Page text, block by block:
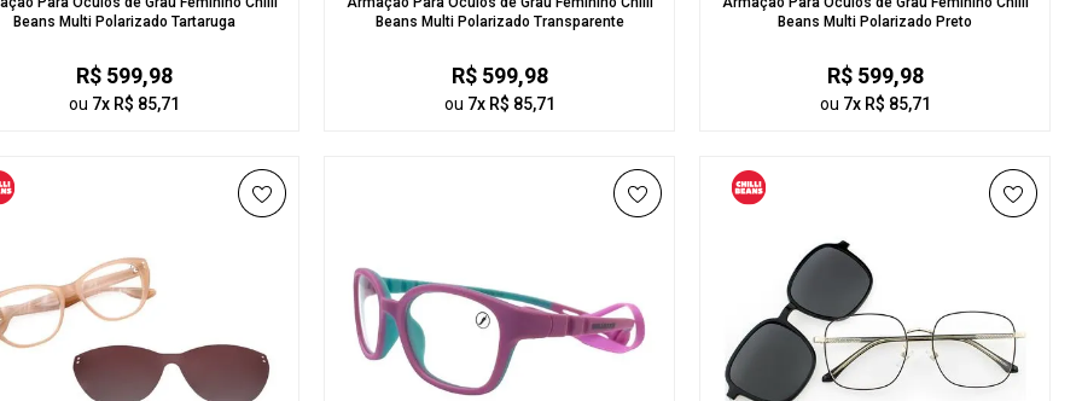
Beans Multi Polarizado Tartaruga
R$ 599,98
ou 7x R$ 85,71
Beans Multi Polarizado Transparente
R$ 599,98
ou 7x R$ 85,71
Beans Multi Polarizado Preto
R$ 599,98
ou 7x R$ 85,71